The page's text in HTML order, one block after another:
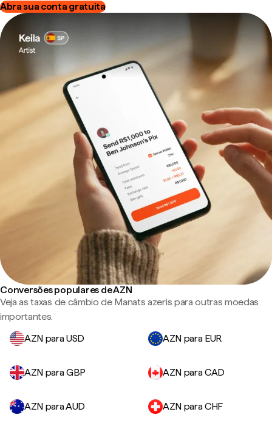
Abra sua conta gratuita
Conversões populares de AZN
Veja as taxas de câmbio de Manats azeris para outras moedas
importantes.
AZN para USD
AZN para EUR
AZN para GBP AZN para CAD
AZN para AUD AZN para CHF